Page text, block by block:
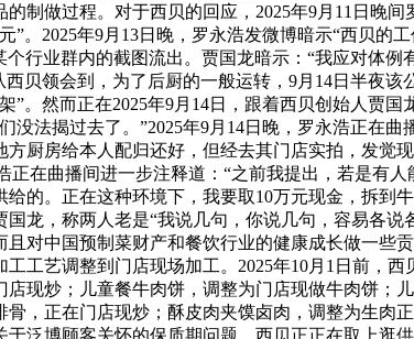
制做过程。对于西贝的回应，2025年9月11日晚
。2025年9月13日晚，罗永浩发微博暗示“西贝的
行业群内的截图流出。贾国龙暗示：“我应对体
贝领会到，为了后厨的一般运转，9月14日半夜
。然而正在2025年9月14日，跟着西贝创始人贾
法揭过去了。”2025年9月14日晚，罗永浩正在
厨房给本人配归还好，但经去其门店实拍，发觉
正在曲播间进一步注释道：“之前我提出，若是有
的。正在这种环境下，我要取10万元现金，拆到
龙，称两人老是“我说几句，你说几句，容易各
对中国预制菜财产和餐饮行业的健康成长做一些
工艺调整到门店现场加工。2025年10月1日前，
现炒；儿童餐牛肉饼，调整为门店现做牛肉饼；
，正在门店现炒；酥皮肉夹馍卤肉，调整为生肉
泛博顾客关怀的保质期问题，西贝正正在取上逛